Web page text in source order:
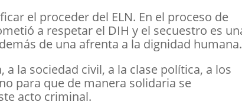
el proceder del ELN. En el proceso de
a respetar el DIH y el secuestro es
de una afrenta a la dignidad humana.
la sociedad civil, a la clase política, a los
para que de manera solidaria se
acto criminal.